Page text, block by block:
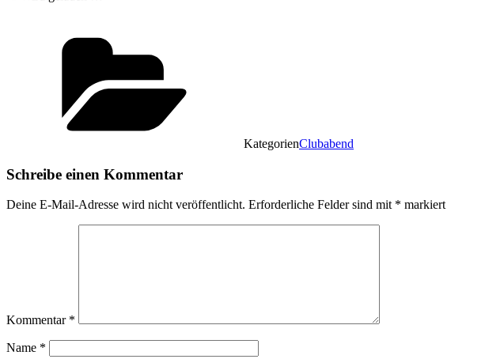
KategorienClubabend
Schreibe einen Kommentar
Deine E-Mail-Adresse wird nicht veröffentlicht. Erforderliche Felder sind mit * markiert
Kommentar *
Name *